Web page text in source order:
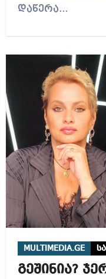
დაწერა…
MULTIMEDIA.GE
გეშინია?